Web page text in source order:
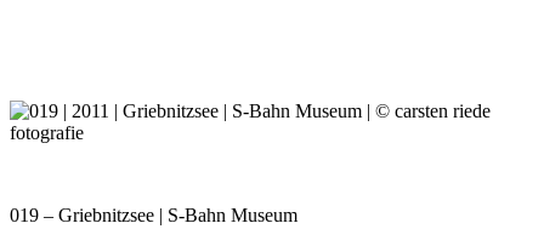
019 – Griebnitzsee | S-Bahn Museum